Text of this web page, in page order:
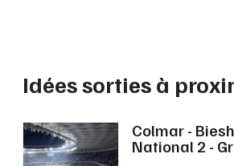
Idées sorties à
Colmar -
National 2 -